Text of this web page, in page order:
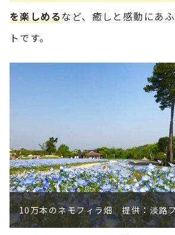
を楽しめるなど、癒しと感動にあ
トです。
ひまわり畑 提供：淡路ファームパ